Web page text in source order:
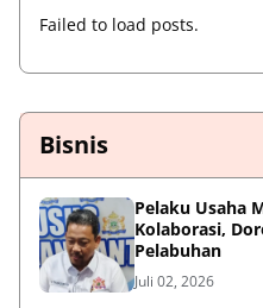
Failed to load posts.
Bisnis
Pelaku Usaha
Kolaborasi,
Pelabuhan
Juli 02, 2026